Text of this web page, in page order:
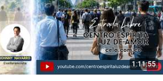
1:11:55